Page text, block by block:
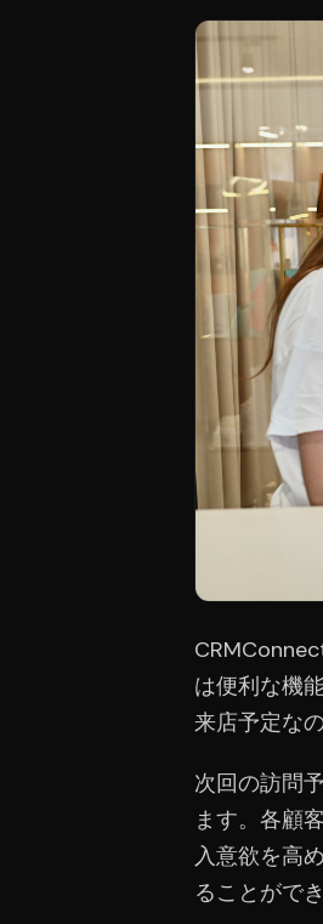
は便利な機
来店予定な
次回の訪問
ます。各顧
入意欲を高
ることがで